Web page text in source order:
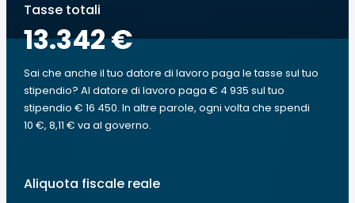
Tasse totali
13.342 €
Sai che anche il tuo datore di lavoro paga le tasse sul tuo
stipendio? Al datore di lavoro paga € 4 935 sul tuo
stipendio € 16 450. In altre parole, ogni volta che spendi
10 €, 8,11 € va al governo.
Aliquota fiscale reale